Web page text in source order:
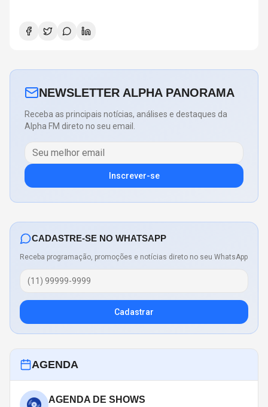
NEWSLETTER ALPHA PANORAMA
Receba as principais notícias, análises e destaques da
Alpha FM direto no seu email.
Inscrever-se
CADASTRE-SE NO WHATSAPP
Receba programação, promoções e notícias direto no seu WhatsApp
Cadastrar
AGENDA
AGENDA DE SHOWS